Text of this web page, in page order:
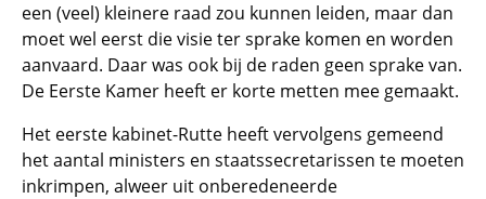
een (veel) kleinere raad zou kunnen leiden, maar dan
moet wel eerst die visie ter sprake komen en worden
aanvaard. Daar was ook bij de raden geen sprake van.
De Eerste Kamer heeft er korte metten mee gemaakt.
Het eerste kabinet-Rutte heeft vervolgens gemeend
het aantal ministers en staatssecretarissen te moeten
inkrimpen, alweer uit onberedeneerde